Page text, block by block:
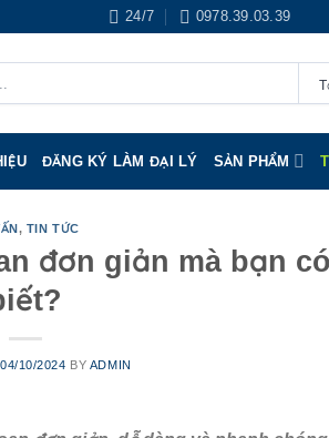
24/7 0978.39.03.39
ĐĂNG KÝ LÀM ĐẠI LÝ SẢN PHẨM
, TIN TỨC
đơn giản mà bạn
04/10/2024 BY ADMIN